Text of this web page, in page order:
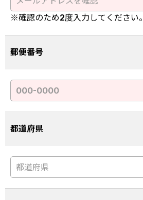
※確認のため2度入力してください。
郵便番号
都道府県